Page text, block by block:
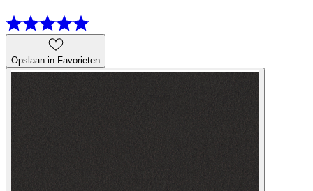
Opslaan in Favorieten